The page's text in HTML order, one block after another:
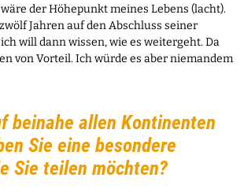
der Höhepunkt meines Lebens (lacht).
Jahren auf den Abschluss seiner
will dann wissen, wie es weitergeht. Da
von Vorteil. Ich würde es aber niemandem
beinahe allen Kontinenten
Sie eine besondere
Sie teilen möchten?